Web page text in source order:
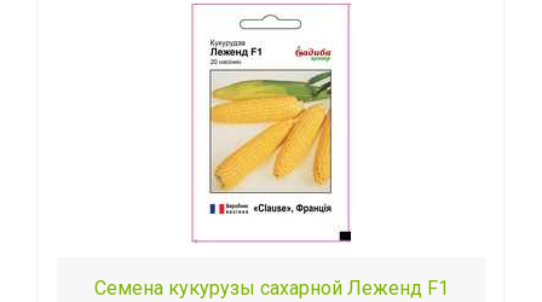
Семена кукурузы сахарной Леженд F1